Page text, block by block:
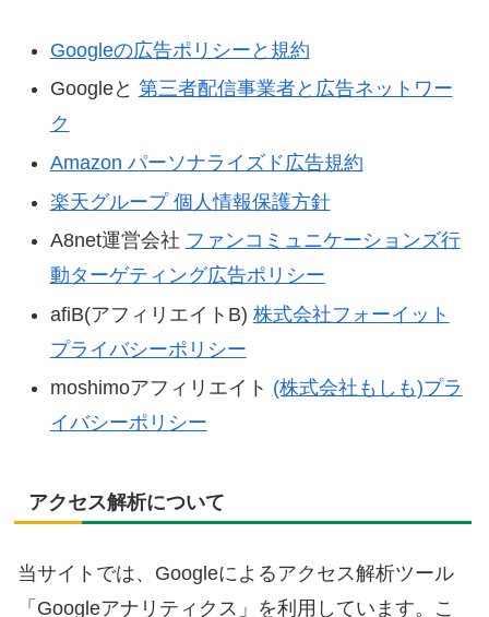
Googleの広告ポリシーと規約
Googleと 第三者配信事業者と広告ネットワー
ク
Amazon パーソナライズド広告規約
楽天グループ 個人情報保護方針
A8net運営会社 ファンコミュニケーションズ行
動ターゲティング広告ポリシー
afiB(アフィリエイトB) 株式会社フォーイット
プライバシーポリシー
moshimoアフィリエイト (株式会社もしも)プラ
イバシーポリシー
アクセス解析について
当サイトでは、Googleによるアクセス解析ツール
「Googleアナリティクス」を利用しています。こ